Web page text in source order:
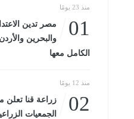
منذ 23 يومًا
01
مصر تدين
والبحرين
الكامل معها
منذ 12 يومًا
02
زراعة قنا تعلن
الجمعيات